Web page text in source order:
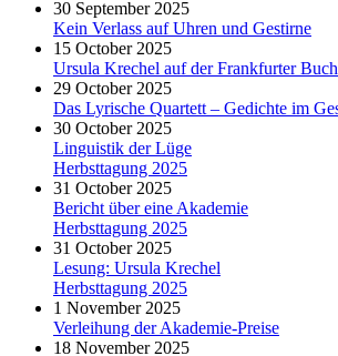
30 September 2025
Kein Verlass auf Uhren und Gestirne
15 October 2025
Ursula Krechel auf der Frankfurter
29 October 2025
Das Lyrische Quartett – Gedichte im
30 October 2025
Linguistik der Lüge
Herbsttagung 2025
31 October 2025
Bericht über eine Akademie
Herbsttagung 2025
31 October 2025
Lesung: Ursula Krechel
Herbsttagung 2025
1 November 2025
Verleihung der Akademie-Preise
18 November 2025